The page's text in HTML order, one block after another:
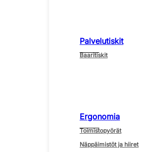
Palvelutiskit
Baaritiskit
Ergonomia
Toimistopyörät
Näppäimistöt ja hiiret